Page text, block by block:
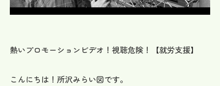
熱いプロモーションビデオ！視聴危険！【就労支援】
こんにちは！所沢みらい図です。